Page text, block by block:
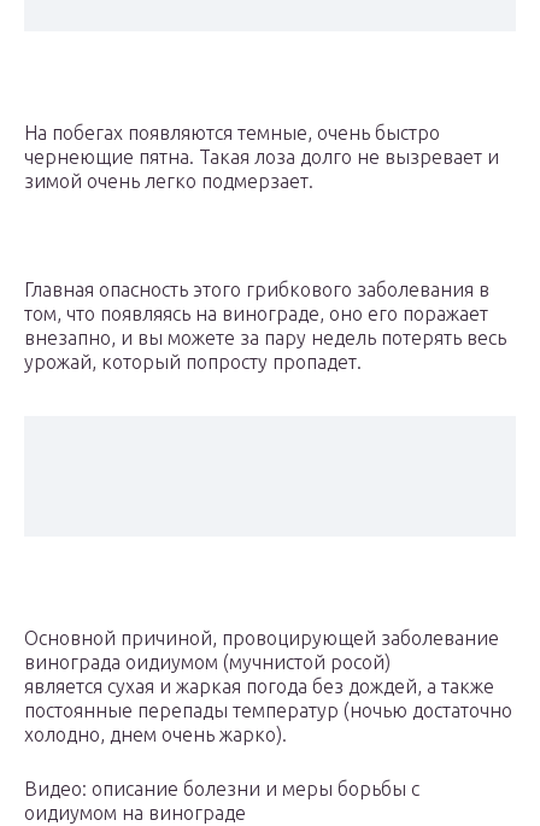
На побегах появляются темные, очень быстро
чернеющие пятна. Такая лоза долго не вызревает и
зимой очень легко подмерзает.
Главная опасность этого грибкового заболевания в
том, что появляясь на винограде, оно его поражает
внезапно, и вы можете за пару недель потерять весь
урожай, который попросту пропадет.
Основной причиной, провоцирующей заболевание
винограда оидиумом (мучнистой росой)
является сухая и жаркая погода без дождей, а также
постоянные перепады температур (ночью достаточно
холодно, днем очень жарко).
Видео: описание болезни и меры борьбы с
оидиумом на винограде